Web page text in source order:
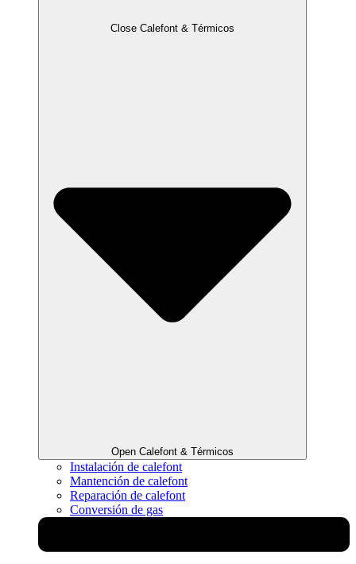
Close Calefont & Térmicos
Open Calefont & Térmicos
Instalación de calefont
Mantención de calefont
Reparación de calefont
Conversión de gas